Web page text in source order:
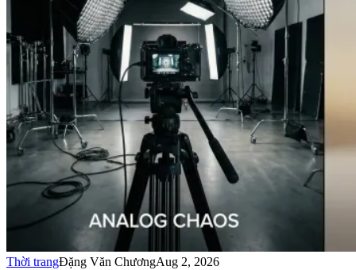
Thời trangĐặng Văn ChươngAug 2, 2026